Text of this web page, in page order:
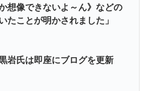
想像できないよ～ん》などの
たことが明かされました」
岩氏は即座にブログを更新